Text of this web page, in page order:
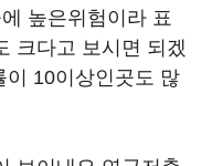
높은위험이라 표
크다고 보시면 되겠
이 10이상인곳도 많